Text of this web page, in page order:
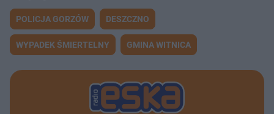
POLICJA GORZÓW DESZCZNO
WYPADEK ŚMIERTELNY GMINA WITNICA